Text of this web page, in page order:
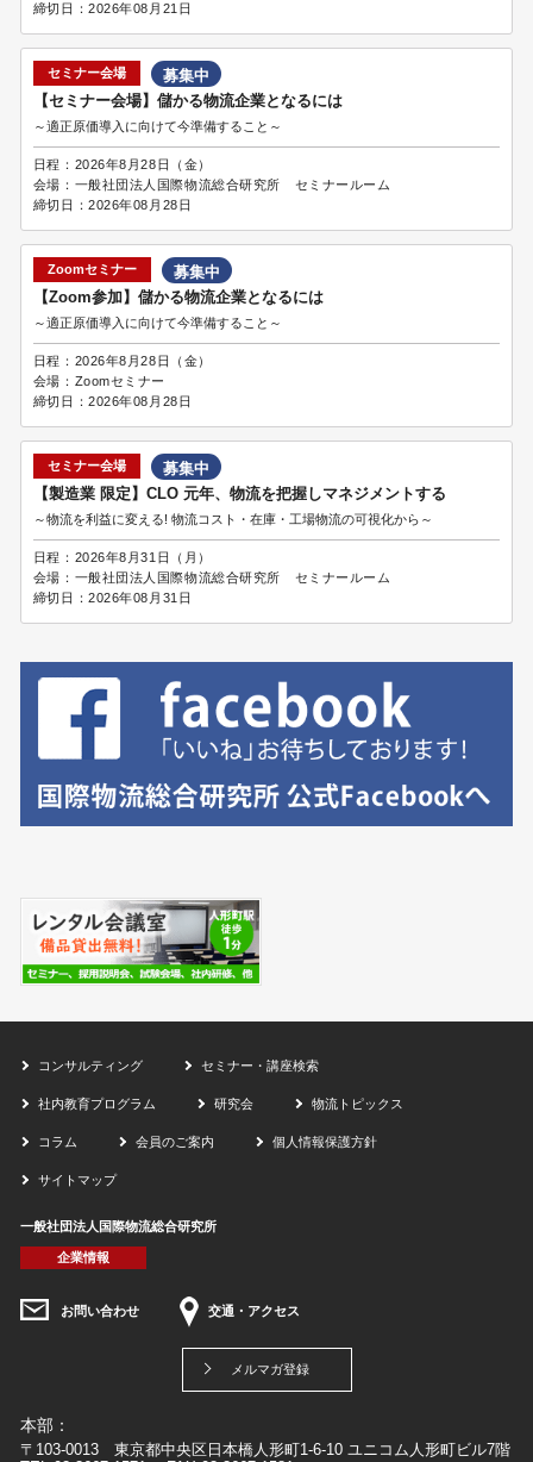
締切日：2026年08月21日
セミナー会場
募集中
【セミナー会場】儲かる物流企業となるには
～適正原価導入に向けて今準備すること～
日程： 2026年8月28日（金）
会場： 一般社団法人国際物流総合研究所 セミナールーム
締切日：2026年08月28日
Zoomセミナー
募集中
【Zoom参加】儲かる物流企業となるには
～適正原価導入に向けて今準備すること～
日程： 2026年8月28日（金）
会場： Zoomセミナー
締切日：2026年08月28日
セミナー会場
募集中
【製造業 限定】CLO 元年、物流を把握しマネジメントする
～物流を利益に変える! 物流コスト・在庫・工場物流の可視化から～
日程： 2026年8月31日（月）
会場： 一般社団法人国際物流総合研究所 セミナールーム
締切日：2026年08月31日
コンサルティング セミナー・講座検索
社内教育プログラム 研究会 物流トピックス
コラム 会員のご案内 個人情報保護方針
サイトマップ
一般社団法人国際物流総合研究所
企業情報
お問い合わせ 交通・アクセス
メルマガ登録
本部：
〒103-0013 東京都中央区日本橋人形町1-6-10 ユニコム人形町ビル7階